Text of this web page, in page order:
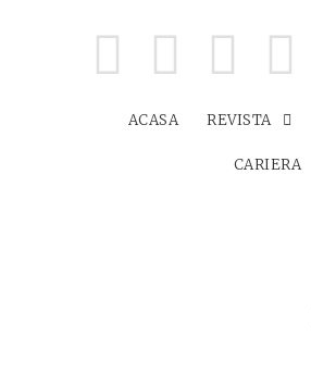
ACASA REVISTA
CARIERA